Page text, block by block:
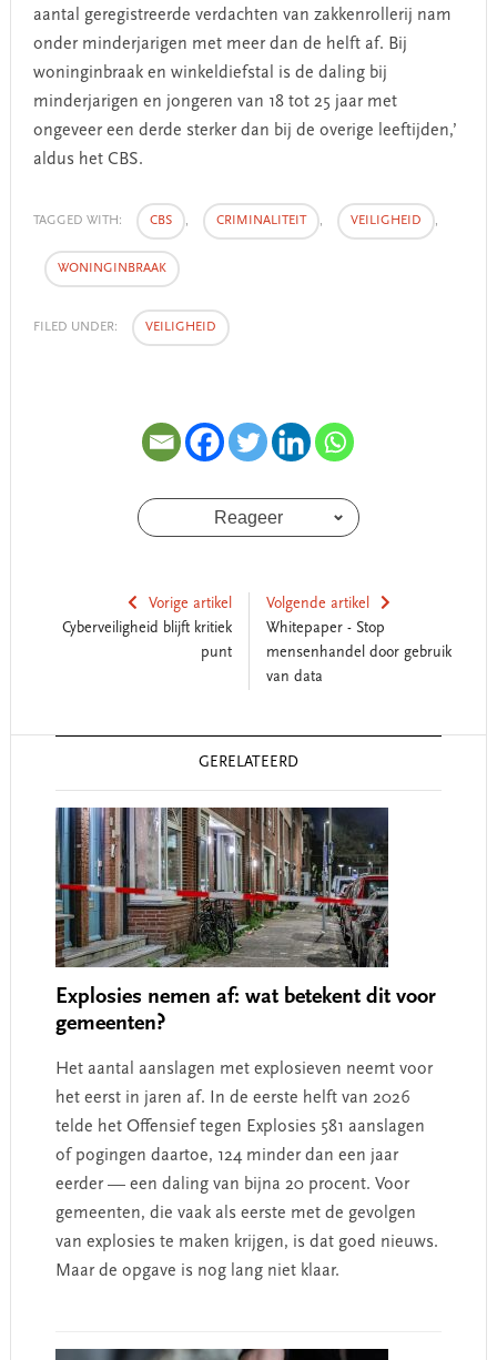
aantal geregistreerde verdachten van zakkenrollerij nam
onder minderjarigen met meer dan de helft af. Bij
woninginbraak en winkeldiefstal is de daling bij
minderjarigen en jongeren van 18 tot 25 jaar met
ongeveer een derde sterker dan bij de overige leeftijden,’
aldus het CBS.
TAGGED WITH: CBS , CRIMINALITEIT , VEILIGHEID ,
WONINGINBRAAK
FILED UNDER: VEILIGHEID
Reageer
Vorige artikel
Cyberveiligheid blijft kritiek
punt
Volgende artikel
Whitepaper - Stop
mensenhandel door gebruik
van data
GERELATEERD
Explosies nemen af: wat betekent dit voor
gemeenten?
Het aantal aanslagen met explosieven neemt voor
het eerst in jaren af. In de eerste helft van 2026
telde het Offensief tegen Explosies 581 aanslagen
of pogingen daartoe, 124 minder dan een jaar
eerder — een daling van bijna 20 procent. Voor
gemeenten, die vaak als eerste met de gevolgen
van explosies te maken krijgen, is dat goed nieuws.
Maar de opgave is nog lang niet klaar.